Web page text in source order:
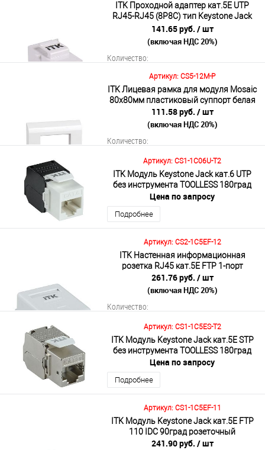
ITK Проходной адаптер кат.5E UTP
RJ45-RJ45 (8P8C) тип Keystone Jack
белый
141.65 руб. / шт
(включая НДС 20%)
Количество:
В корзину
Артикул: CS5-12M-P
ITK Лицевая рамка для модуля Mosaic
80х80мм пластиковый суппорт белая
111.58 руб. / шт
(включая НДС 20%)
Количество:
В корзину
Подробнее
Артикул: CS1-1C06U-T2
ITK Модуль Keystone Jack кат.6 UTP
без инструмента TOOLLESS 180град
Цена по запросу
Подробнее
Артикул: CS2-1C5EF-12
ITK Настенная информационная
розетка RJ45 кат.5E FTP 1-порт
261.76 руб. / шт
(включая НДС 20%)
Количество:
В корзину
Подробнее
Артикул: CS1-1C5ES-T2
ITK Модуль Keystone Jack кат.5E STP
без инструмента TOOLLESS 180град
Цена по запросу
Подробнее
Артикул: CS1-1C5EF-11
ITK Модуль Keystone Jack кат.5E FTP
110 IDC 90град розеточный
241.90 руб. / шт